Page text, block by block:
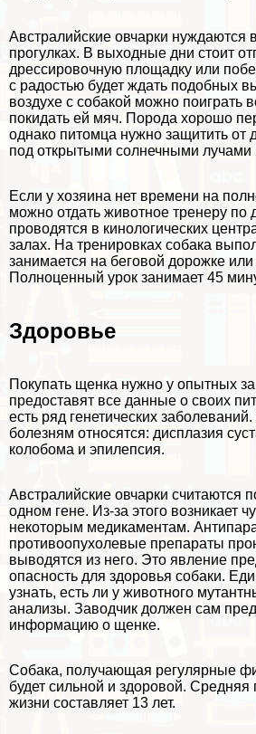
Австралийские овчарки нуждаются
прогулках. В выходные дни стоит
дрессировочную площадку или
с радостью будет ждать подобных
воздухе с собакой можно поиграть
покидать ей мяч. Порода хорошо
однако питомца нужно защитить от
под открытыми солнечными лучами
Если у хозяина нет времени на
можно отдать животное тренеру по
проводятся в кинологических
залах. На тренировках собака
занимается на беговой дорожке
Полноценный урок занимает 45
Здоровье
Покупать щенка нужно у опытных
предоставят все данные о своих
есть ряд генетических
болезням относятся: дисплазия
колобома и эпилепсия.
Австралийские овчарки считаются
одном гене. Из-за этого возникает
некоторым медикаментам.
противоопухолевые препараты
выводятся из него. Это явление
опасность для здоровья собаки.
узнать, есть ли у животного
анализы. Заводчик должен сам
информацию о щенке.
Собака, получающая регулярные
будет сильной и здоровой. Средняя
жизни составляет 13 лет.